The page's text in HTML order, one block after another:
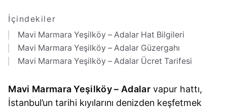
İçindekiler
Mavi Marmara Yeşilköy – Adalar Hat Bilgileri
Mavi Marmara Yeşilköy – Adalar Güzergahı
Mavi Marmara Yeşilköy – Adalar Ücret Tarifesi
Mavi Marmara Yeşilköy – Adalar vapur hattı,
İstanbul’un tarihi kıyılarını denizden keşfetmek